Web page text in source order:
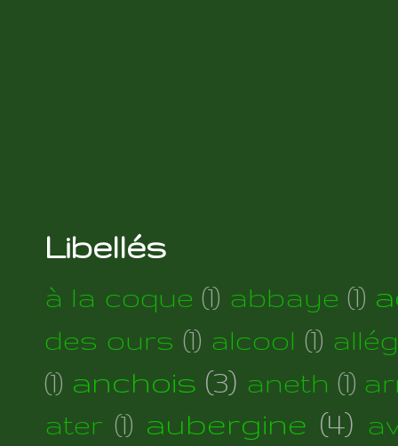
Libellés
à la coque (1) abbaye (1)
des ours (1) alcool (1)
(1) anchois (3) aneth (1)
ater (1) aubergine (4)